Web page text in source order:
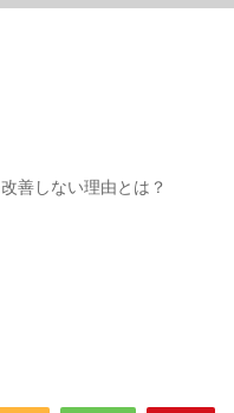
改善しない理由とは？